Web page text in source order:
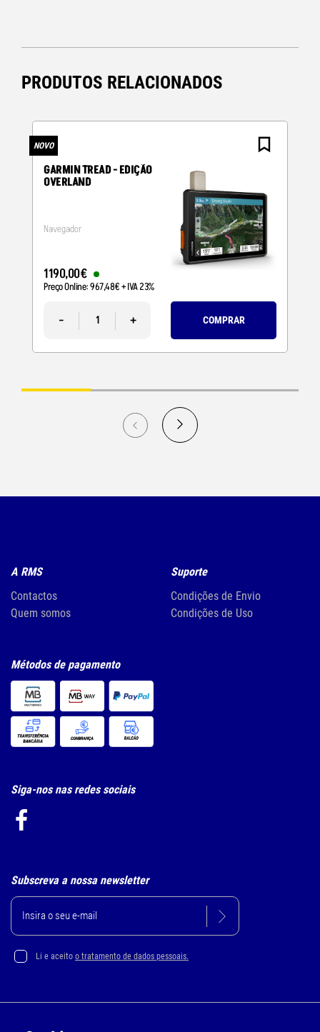
PRODUTOS RELACIONADOS
NOVO
GARMIN TREAD - EDIÇÃO
OVERLAND
Navegador
1190,00€
Preço Online:967,48€+ IVA 23%
- + COMPRAR
A RMS
Contactos
Quem somos
Suporte
Condições de Envio
Condições de Uso
Métodos de pagamento
Siga-nos nas redes sociais
Subscreva a nossa newsletter
Li e aceito o tratamento de dados pessoais.